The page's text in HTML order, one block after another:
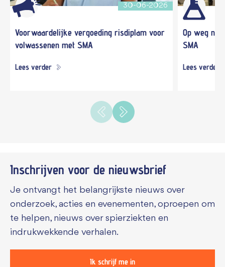
30-06-2026
Voorwaardelijke vergoeding risdiplam voor
volwassenen met SMA
Lees verder
Op weg
SMA
Lees verder
Inschrijven voor de nieuwsbrief
Je ontvangt het belangrijkste nieuws over
onderzoek, acties en evenementen, oproepen om
te helpen, nieuws over spierziekten en
indrukwekkende verhalen.
Ik schrijf me in